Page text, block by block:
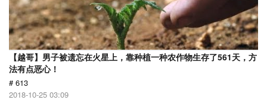
【越哥】男子被遗忘在火星上，靠种植一种农作物生存了561天，方
法有点恶心！
# 613
2018-10-25 03:09